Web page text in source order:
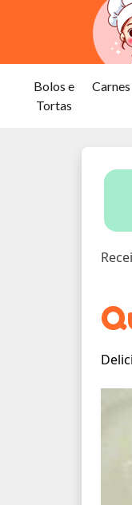
Bolos e
Tortas
Carnes